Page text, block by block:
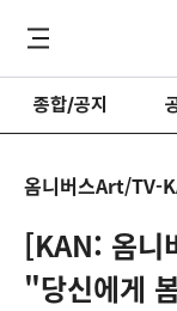
종합/공지
옴니버스Art/TV-
[KAN: 옴니
"당신에게